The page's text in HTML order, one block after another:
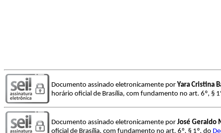
Documento assinado eletronicamente por Yara Cristina
horário oficial de Brasília, com fundamento no art. 6º, §
Documento assinado eletronicamente por José Geraldo
oficial de Brasília, com fundamento no art. 6º, § 1º, do